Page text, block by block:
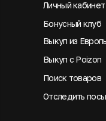
Личный кабинет
Бонусный клуб
Выкуп из
Выкуп с Poizon
Поиск товаров
Отследить